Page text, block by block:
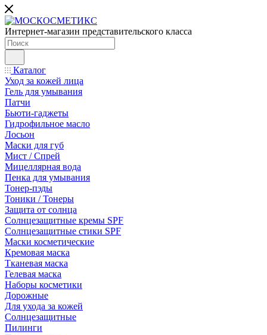
Интернет-магазин представительского класса
Каталог
Уход за кожей лица
Гель для умывания
Патчи
Бьюти-гаджеты
Гидрофильное масло
Лосьон
Маски для губ
Мист / Спрей
Мицеллярная вода
Пенка для умывания
Тонер-пэды
Тоники / Тонеры
Защита от солнца
Солнцезащитные кремы SPF
Солнцезащитные стики SPF
Маски косметические
Кремовая маска
Тканевая маска
Гелевая маска
Наборы косметики
Дорожные
Для ухода за кожей
Солнцезащитные
Пилинги